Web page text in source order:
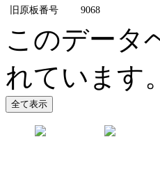
旧原板番号
9068
このデータ
れています。